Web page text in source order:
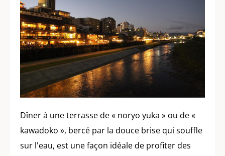
Dîner à une terrasse de « noryo yuka » ou de «
kawadoko », bercé par la douce brise qui souffle
sur l'eau, est une façon idéale de profiter des